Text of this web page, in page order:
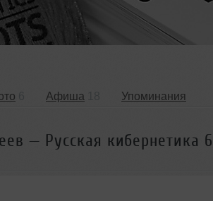
Афиша Упоминания
— Русская кибернетика